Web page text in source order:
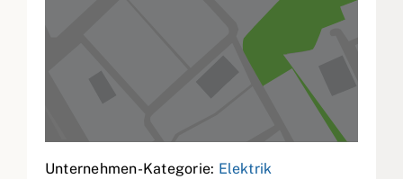
Unternehmen-Kategorie: Elektrik